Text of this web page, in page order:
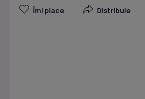
Îmi place Distribuie